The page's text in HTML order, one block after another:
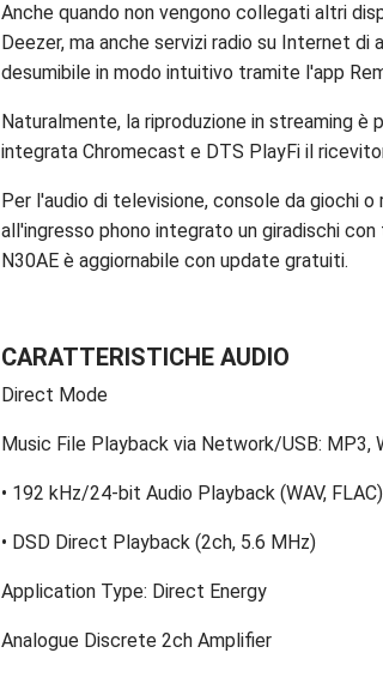
Anche quando non vengono collegati altri
Deezer, ma anche servizi radio su Internet
desumibile in modo intuitivo tramite l'app
Naturalmente, la riproduzione in streaming
integrata Chromecast e DTS PlayFi il
Per l'audio di televisione, console da giochi
all'ingresso phono integrato un giradischi
N30AE è aggiornabile con update gratuiti.
CARATTERISTICHE AUDIO
Direct Mode
Music File Playback via Network/USB: MP3,
• 192 kHz/24-bit Audio Playback (WAV, FLAC)
• DSD Direct Playback (2ch, 5.6 MHz)
Application Type: Direct Energy
Analogue Discrete 2ch Amplifier